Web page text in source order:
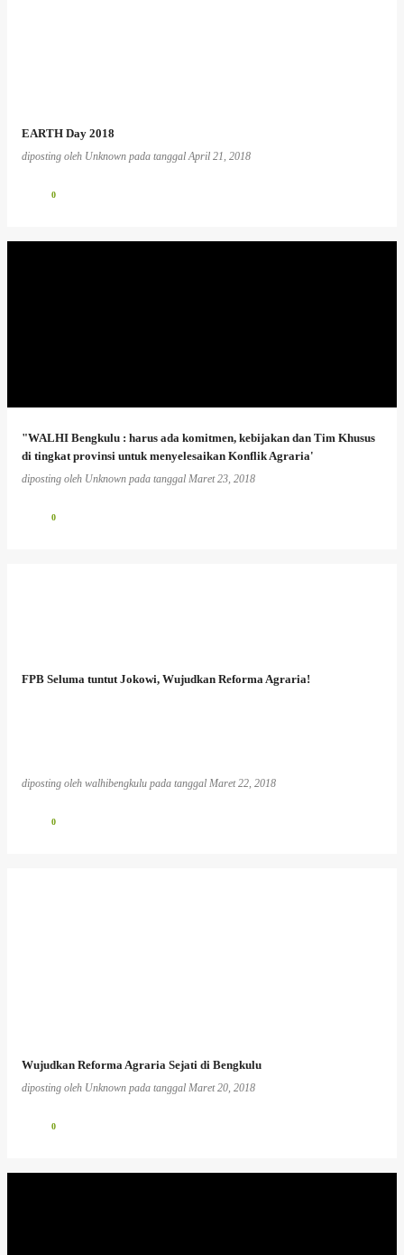
EARTH Day 2018
diposting oleh Unknown pada tanggalApril 21, 2018
0
"WALHI Bengkulu : harus ada komitmen, kebijakan dan Tim Khusus
di tingkat provinsi untuk menyelesaikan Konflik Agraria'
diposting oleh Unknown pada tanggal Maret 23, 2018
0
FPB Seluma tuntut Jokowi, Wujudkan Reforma Agraria!
diposting oleh walhibengkulu pada tanggal Maret 22, 2018
0
Wujudkan Reforma Agraria Sejati di Bengkulu
diposting oleh Unknown pada tanggal Maret 20, 2018
0